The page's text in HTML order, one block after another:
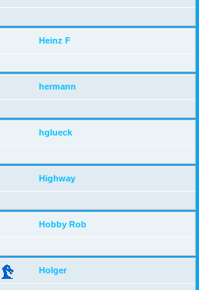
Heinz F
hermann
hglueck
Highway
Hobby Rob
Holger